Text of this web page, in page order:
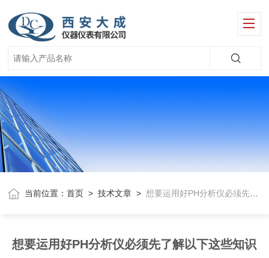
当前位置：首页 >技术文章 >想要运用好PH分析仪必须先了解以下这些知识
想要运用好PH分析仪必须先了解以下这些知识